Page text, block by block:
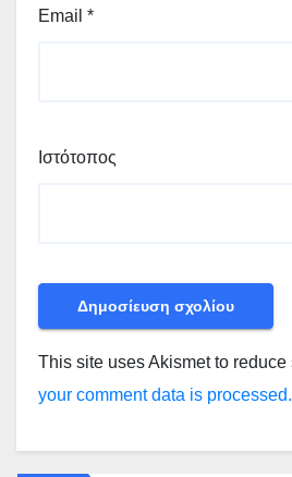
Email *
Ιστότοπος
This site uses Akismet to reduce
your comment data is processed.